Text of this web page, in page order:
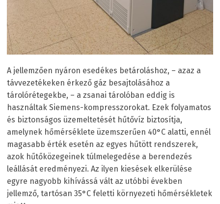
A jellemzően nyáron esedékes betároláshoz, – azaz a
távvezetékeken érkező gáz besajtolásához a
tárolórétegekbe, – a zsanai tárolóban eddig is
használtak Siemens-kompresszorokat. Ezek folyamatos
és biztonságos üzemeltetését hűtővíz biztosítja,
amelynek hőmérséklete üzemszerűen 40°C alatti, ennél
magasabb érték esetén az egyes hűtött rendszerek,
azok hűtőközegeinek túlmelegedése a berendezés
leállását eredményezi. Az ilyen kiesések elkerülése
egyre nagyobb kihívássá vált az utóbbi években
jellemző, tartósan 35°C feletti környezeti hőmérsékletek